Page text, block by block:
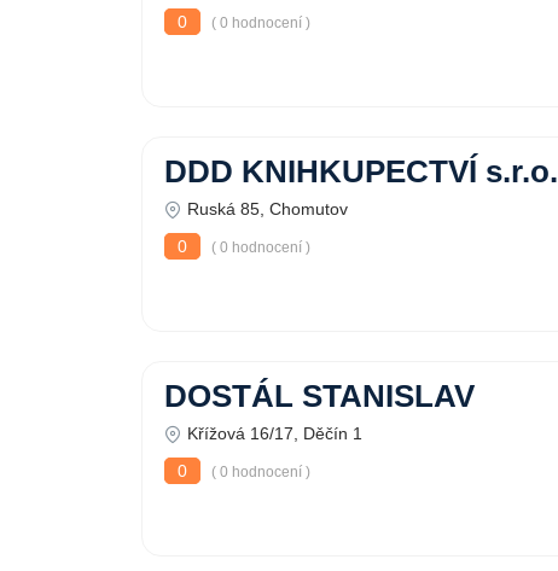
0
( 0 hodnocení )
DDD KNIHKUPECTVÍ s.r.o.
Ruská 85, Chomutov
0
( 0 hodnocení )
DOSTÁL STANISLAV
Křížová 16/17, Děčín 1
0
( 0 hodnocení )